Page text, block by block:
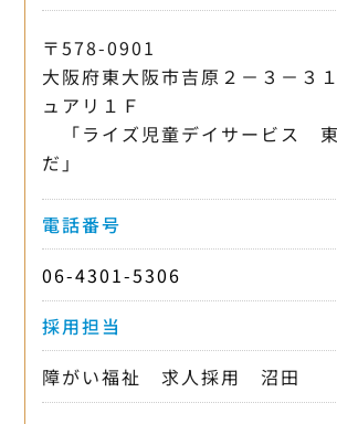
〒578-0901
大阪府東大阪市吉原２－３－３
ュアリ１Ｆ
「ライズ児童デイサービス
だ」
電話番号
06-4301-5306
採用担当
障がい福祉 求人採用 沼田